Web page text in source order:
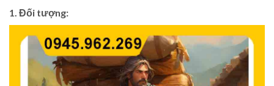
1. Đối tượng: